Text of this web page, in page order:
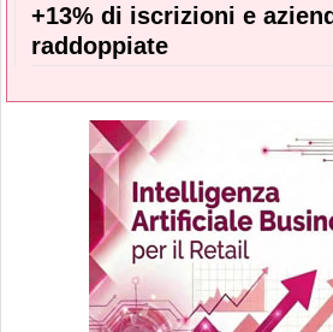
+13% di iscrizioni e
raddoppiate